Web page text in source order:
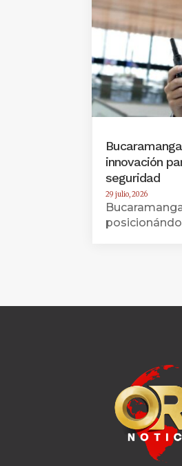
innovación
seguridad
29 julio, 2026